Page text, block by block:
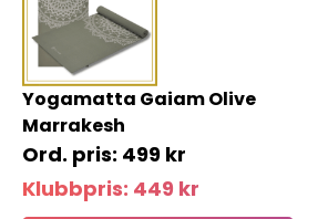
Yogamatta Gaiam Olive
Marrakesh
499 kr
Klubbpris: 449 kr